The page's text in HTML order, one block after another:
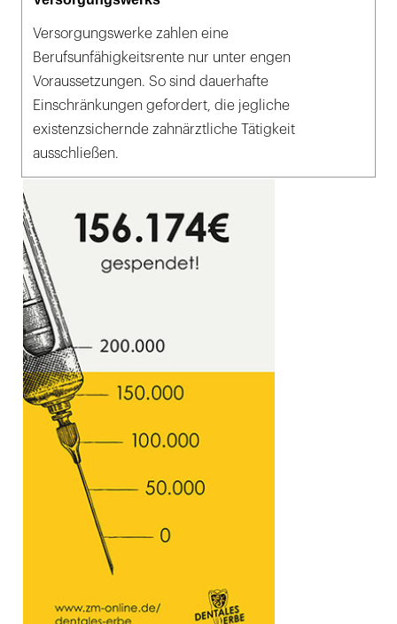
Versorgungswerke zahlen eine
Berufsunfähigkeitsrente nur unter engen
Voraussetzungen. So sind dauerhafte
Einschränkungen gefordert, die jegliche
existenzsichernde zahnärztliche Tätigkeit
ausschließen.